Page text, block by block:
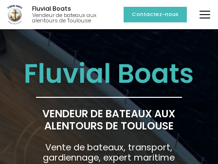
Aller
au
contenu
principal
Fluvial Boats
Vendeur de bateaux aux
alentours de Toulouse
Contactez-nous
VENDEUR DE BATEAUX AUX
ALENTOURS DE TOULOUSE
Vente de bateaux, transport,
gardiennage, expert maritime